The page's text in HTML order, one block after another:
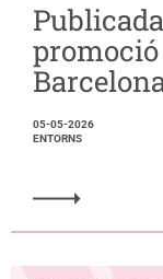
promoció
05-05-2026
ENTORNS